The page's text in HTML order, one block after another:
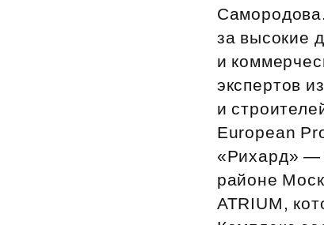
за высокие
и
экспертов
и
European
«Рихард» —
районе
ATRIUM,